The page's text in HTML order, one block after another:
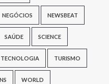
NEGÓCIOS NEWSBEAT
SAÚDE SCIENCE
TECNOLOGIA TURISMO
WORLD